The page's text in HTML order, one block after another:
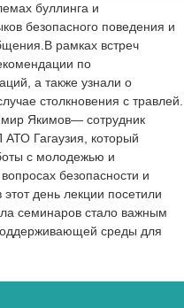
буллинга и
безопасного поведения и
рамках встреч
по
а также узнали о
столкновения с травлей.
Якимов— сотрудник
Гагаузия, который
с молодежью и
безопасности и
день лекции посетили
семинаров стало важным
среды для